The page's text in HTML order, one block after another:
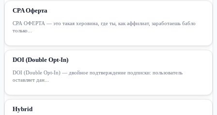
CPA Оферта
CPA ОФЕРТА — это такая херовина, где ты, как аффилиат, заработаешь бабло
только...
DOI (Double Opt-In)
DOI (Double Opt-In) — двойное подтверждение подписки: пользователь
оставляет дан...
Hybrid